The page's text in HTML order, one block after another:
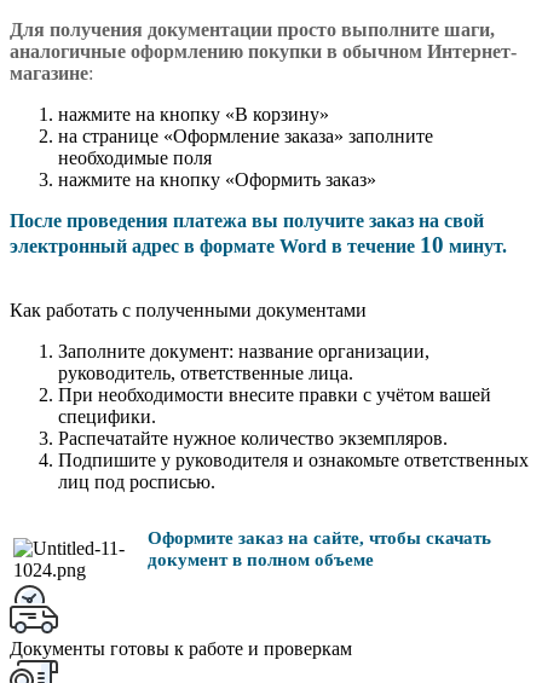
Для получения документации просто выполните шаги,
аналогичные оформлению покупки в обычном Интернет-
магазине:
нажмите на кнопку «В корзину»
на странице «Оформление заказа» заполните
необходимые поля
нажмите на кнопку «Оформить заказ»
После проведения платежа вы получите заказ на свой
электронный адрес в формате Word в течение 10 минут.
Как работать с полученными документами
Заполните документ: название организации,
руководитель, ответственные лица.
При необходимости внесите правки с учётом вашей
специфики.
Распечатайте нужное количество экземпляров.
Подпишите у руководителя и ознакомьте ответственных
лиц под росписью.
Оформите заказ на сайте, чтобы скачать
документ в полном объеме
Документы готовы к работе и проверкам